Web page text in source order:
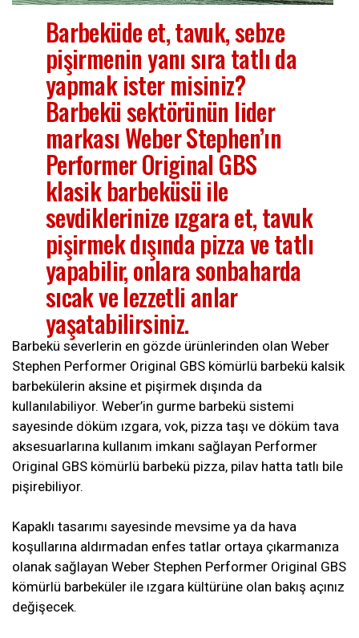
Barbeküde et, tavuk, sebze
pişirmenin yanı sıra tatlı da
yapmak ister misiniz?
Barbekü sektörünün lider
markası Weber Stephen’ın
Performer Original GBS
klasik barbeküsü ile
sevdiklerinize ızgara et, tavuk
pişirmek dışında pizza ve tatlı
yapabilir, onlara sonbaharda
sıcak ve lezzetli anlar
yaşatabilirsiniz.
Barbekü severlerin en gözde ürünlerinden olan Weber
Stephen Performer Original GBS kömürlü barbekü kalsik
barbekülerin aksine et pişirmek dışında da
kullanılabiliyor. Weber’in gurme barbekü sistemi
sayesinde döküm ızgara, vok, pizza taşı ve döküm tava
aksesuarlarına kullanım imkanı sağlayan Performer
Original GBS kömürlü barbekü pizza, pilav hatta tatlı bile
pişirebiliyor.
Kapaklı tasarımı sayesinde mevsime ya da hava
koşullarına aldırmadan enfes tatlar ortaya çıkarmanıza
olanak sağlayan Weber Stephen Performer Original GBS
kömürlü barbeküler ile ızgara kültürüne olan bakış açınız
değişecek.